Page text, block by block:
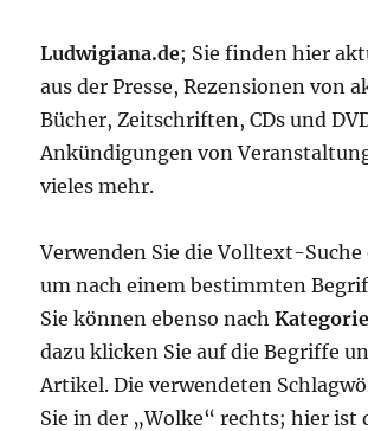
Ludwigiana.de; Sie finden hier
aus der Presse, Rezensionen von
Bücher, Zeitschriften, CDs und
Ankündigungen von
vieles mehr.
Verwenden Sie die Volltext-Suche
um nach einem bestimmten
Sie können ebenso nach
dazu klicken Sie auf die Begriffe
Artikel. Die verwendeten
Sie in der „Wolke“ rechts; hier ist